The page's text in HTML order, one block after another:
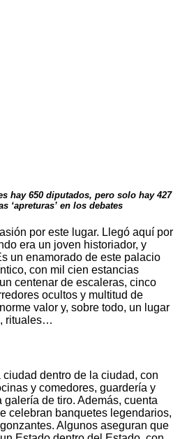
hay 650 diputados, pero solo hay 427
‘apreturas’ en los debates
por este lugar. Llegó aquí por
era un joven historiador, y
un enamorado de este palacio
con mil cien estancias
centenar de escaleras, cinco
ocultos y multitud de
valor y, sobre todo, un lugar
rituales…
dentro de la ciudad, con
y comedores, guardería y
de tiro. Además, cuenta
celebran banquetes legendarios,
Algunos aseguran que